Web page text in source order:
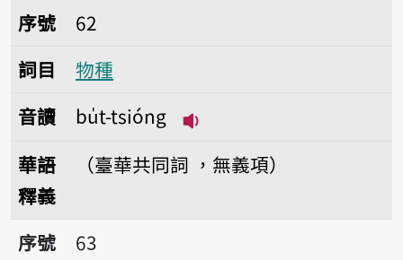
序號62物種
序號
62
詞目
物種
音讀
bu̍t-tsióng
華語
釋義
（臺華共同詞 ，無義項）
序號63外界
序號
63